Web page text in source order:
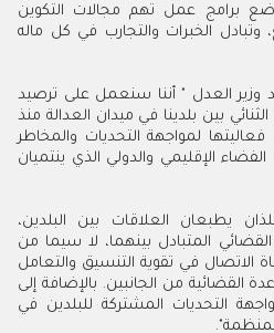
برامج عمل تهم مجالات التكوين
وتبادل الخبرات والتجارب في كل ماله
وزير العدل " أننا سنعمل على ترصيد
بين بلدينا في ميدان العدالة منذ
لمواجهة التحديات والمخاطر
الإقليمي والدولي الذي ينتميان
يطبعان العلاقات بين البلدين،
المتبادل بينهما، لا سيما من
الاتصال في تقوية التنسيق والتعامل
من الجانبين. بالإضافة إلى
التحديات المشتركة للبلدين في